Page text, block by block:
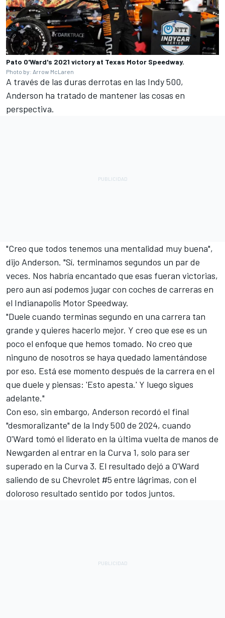
Pato O'Ward's 2021 victory at Texas Motor Speedway.
Photo by: Arrow McLaren
A través de las duras derrotas en las Indy 500,
Anderson ha tratado de mantener las cosas en
perspectiva.
"Creo que todos tenemos una mentalidad muy buena",
dijo Anderson. "Sí, terminamos segundos un par de
veces. Nos habría encantado que esas fueran victorias,
pero aun así podemos jugar con coches de carreras en
el Indianapolis Motor Speedway.
"Duele cuando terminas segundo en una carrera tan
grande y quieres hacerlo mejor. Y creo que ese es un
poco el enfoque que hemos tomado. No creo que
ninguno de nosotros se haya quedado lamentándose
por eso. Está ese momento después de la carrera en el
que duele y piensas: 'Esto apesta.' Y luego sigues
adelante."
Con eso, sin embargo, Anderson recordó el final
"desmoralizante" de la Indy 500 de 2024, cuando
O'Ward tomó el liderato en la última vuelta de manos de
Newgarden al entrar en la Curva 1, solo para ser
superado en la Curva 3. El resultado dejó a O'Ward
saliendo de su Chevrolet #5 entre lágrimas, con el
doloroso resultado sentido por todos juntos.